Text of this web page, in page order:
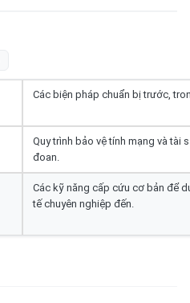
Các biện pháp chuẩn bị trước,
Quy trình bảo vệ tính mạng và
đoan.
Các kỹ năng cấp cứu cơ bản để
tế chuyên nghiệp đến.